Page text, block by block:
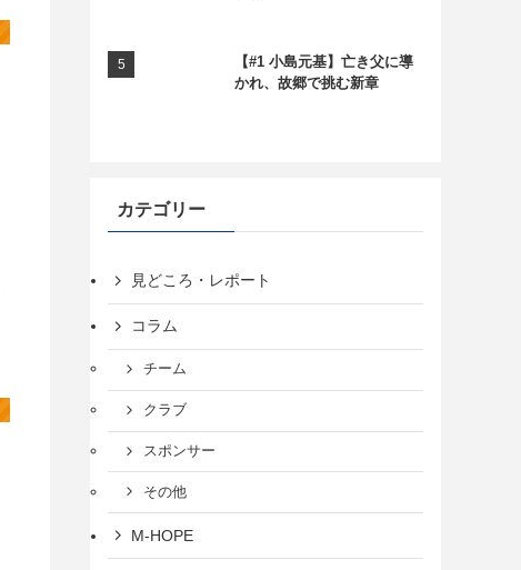
【#1 小島元基】亡き父に導
かれ、故郷で挑む新章
カテゴリー
見どころ・レポート
コラム
チーム
クラブ
スポンサー
その他
M-HOPE